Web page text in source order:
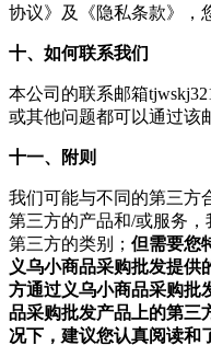
协议》及《隐私条款》，
十、如何联系我们
本公司的联系邮箱
或其他问题都可以通过该
十一、附则
我们可能与不同的第三方
第三方的产品和/或服务
第三方的类别； 但需要您
义乌小商品采购批发提供
方通过义乌小商品采购批
品采购批发产品上的第三
况下，建议您认真阅读和